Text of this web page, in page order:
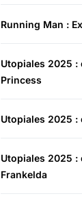
Running Man :
Utopiales 2025 :
Princess
Utopiales 2025 :
Utopiales 2025 :
Frankelda